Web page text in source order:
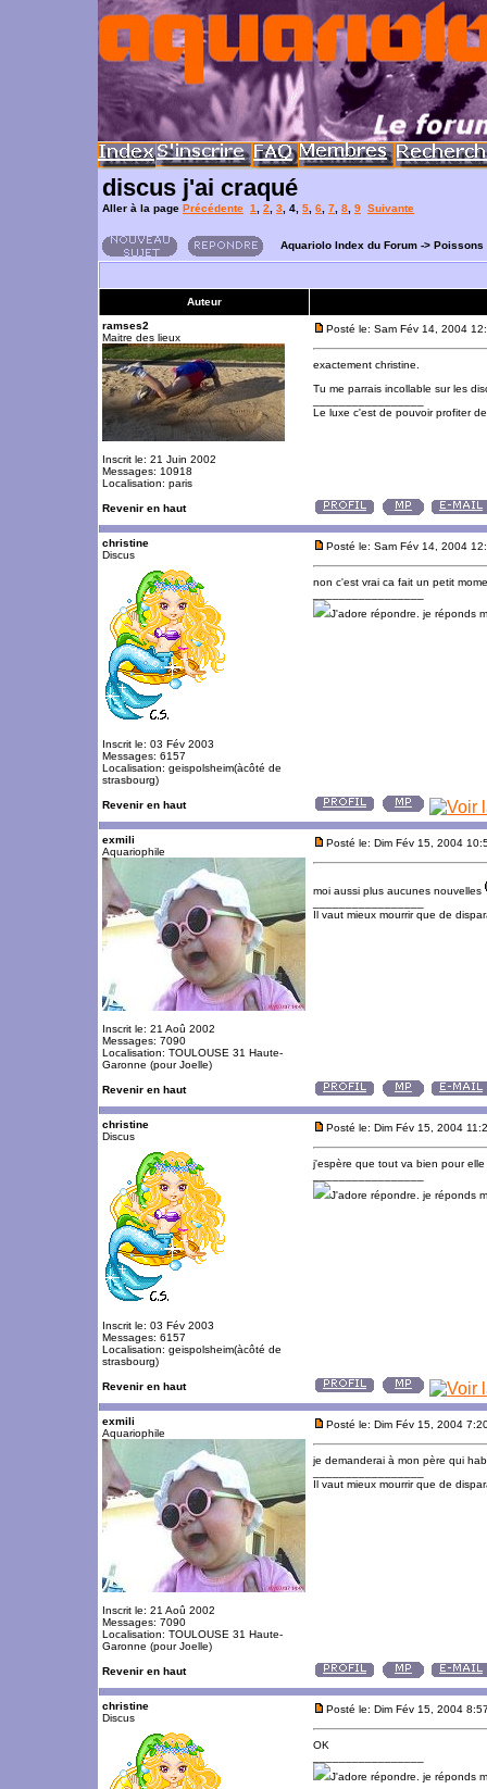
discus j'ai craqué
Aller à la page Précédente 1 2 3 4 5 6 7 8 9 Suivante
Aquariolo Index du Forum -> Poissons
Auteur
ramses2
Maitre des lieux
Inscrit le: 21 Juin 2002
Messages: 10918
Localisation: paris
Posté le: Sam Fév 14, 2004
exactement christine.
Tu me parrais incollable sur les
Le luxe c'est de pouvoir profiter
Revenir en haut
christine
Discus
Inscrit le: 03 Fév 2003
Messages: 6157
Localisation: geispolsheim(àcôté de
strasbourg)
Posté le: Sam Fév 14, 2004
non c'est vrai ca fait un petit
J'adore répondre. je réponds
Revenir en haut
exmili
Aquariophile
Inscrit le: 21 Aoû 2002
Messages: 7090
Localisation: TOULOUSE 31 Haute-
Garonne (pour Joelle)
Posté le: Dim Fév 15, 2004
moi aussi plus aucunes nouvelles
Il vaut mieux mourrir que de
Revenir en haut
christine
Discus
Inscrit le: 03 Fév 2003
Messages: 6157
Localisation: geispolsheim(àcôté de
strasbourg)
Posté le: Dim Fév 15, 2004
j'espère que tout va bien pour elle
J'adore répondre. je réponds
Revenir en haut
exmili
Aquariophile
Inscrit le: 21 Aoû 2002
Messages: 7090
Localisation: TOULOUSE 31 Haute-
Garonne (pour Joelle)
Posté le: Dim Fév 15, 2004
je demanderai à mon père qui
Il vaut mieux mourrir que de
Revenir en haut
christine
Discus
Posté le: Dim Fév 15, 2004
OK
J'adore répondre. je réponds